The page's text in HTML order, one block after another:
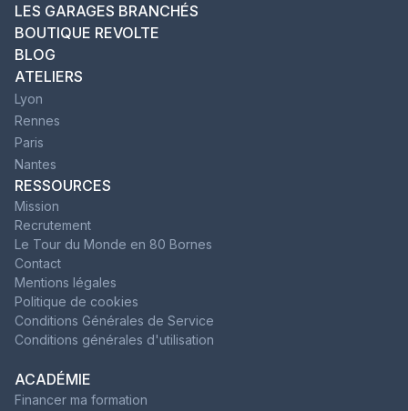
LES GARAGES BRANCHÉS
BOUTIQUE REVOLTE
BLOG
ATELIERS
Lyon
Rennes
Paris
Nantes
RESSOURCES
Mission
Recrutement
Le Tour du Monde en 80 Bornes
Contact
Mentions légales
Politique de cookies
Conditions Générales de Service
Conditions générales d'utilisation
ACADÉMIE
Financer ma formation